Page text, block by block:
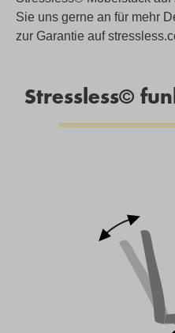
Sie uns gerne an für mehr
zur Garantie auf
Stressless©